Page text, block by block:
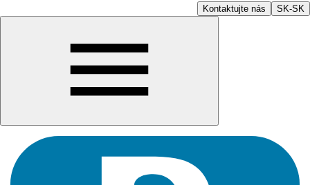
Kontaktujte nás SK-SK